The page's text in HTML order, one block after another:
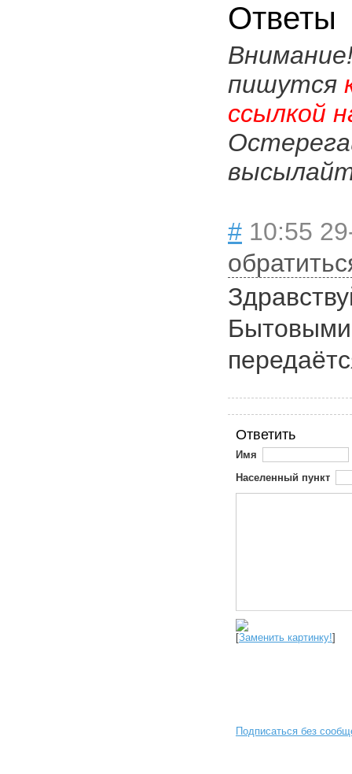
Ответы
пишутся
ссылкой
# 10:55
Ответить
Имя
Населенный пункт
[Заменить картинку!]
Подписаться без